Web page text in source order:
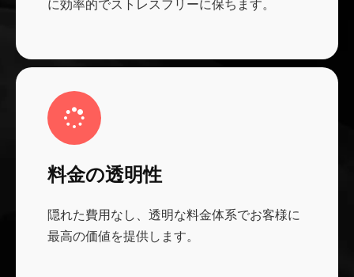
に効率的でストレスフリーに保ちます。
料金の透明性
隠れた費用なし、透明な料金体系でお客様に
最高の価値を提供します。